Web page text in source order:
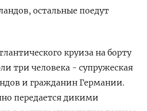
остальные поедут
круиза ​на борту
три человека - супружеская
‌и гражданин Германии.
передается дикими